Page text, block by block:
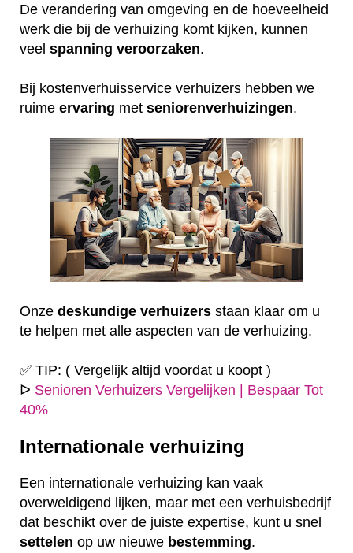
De verandering van omgeving en de hoeveelheid
werk die bij de verhuizing komt kijken, kunnen
veel spanning veroorzaken.
Bij kostenverhuisservice verhuizers hebben we
ruime ervaring met seniorenverhuizingen.
Onze deskundige verhuizers staan klaar om u
te helpen met alle aspecten van de verhuizing.
✅ TIP: ( Vergelijk altijd voordat u koopt )
ᐅ Senioren Verhuizers Vergelijken | Bespaar Tot
40%
Internationale verhuizing
Een internationale verhuizing kan vaak
overweldigend lijken, maar met een verhuisbedrijf
dat beschikt over de juiste expertise, kunt u snel
settelen op uw nieuwe bestemming.